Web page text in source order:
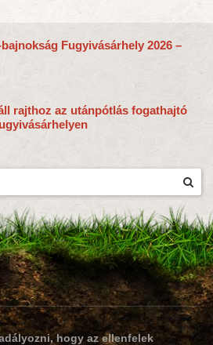
Fugyivásárhely 2026 –
rajthoz az utánpótlás fogathajtó
hogy az ellenfelek